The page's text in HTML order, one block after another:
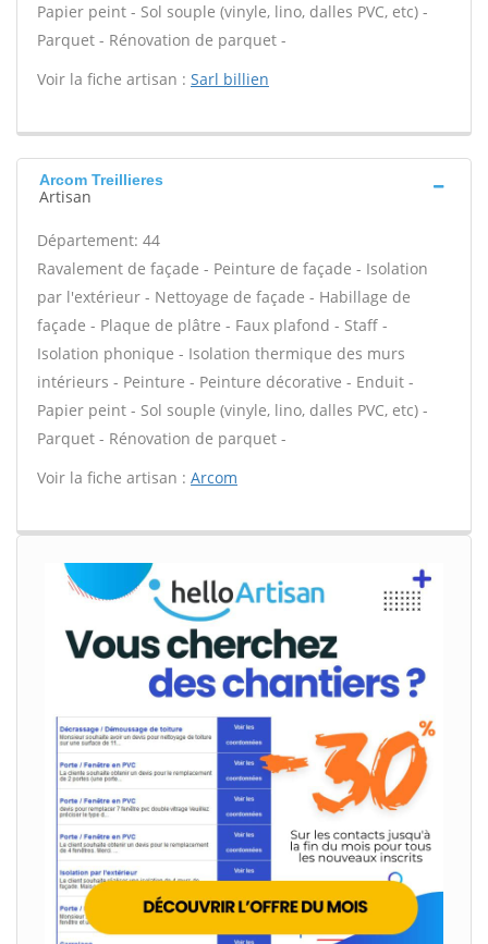
Papier peint - Sol souple (vinyle, lino, dalles PVC, etc) -
Parquet - Rénovation de parquet -
Voir la fiche artisan : Sarl billien
Arcom Treillieres
Artisan
Département: 44
Ravalement de façade - Peinture de façade - Isolation
par l'extérieur - Nettoyage de façade - Habillage de
façade - Plaque de plâtre - Faux plafond - Staff -
Isolation phonique - Isolation thermique des murs
intérieurs - Peinture - Peinture décorative - Enduit -
Papier peint - Sol souple (vinyle, lino, dalles PVC, etc) -
Parquet - Rénovation de parquet -
Voir la fiche artisan : Arcom